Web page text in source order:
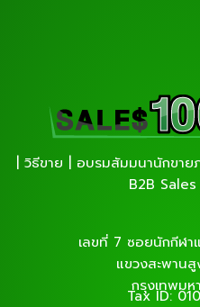
| วิธีขาย | อบรมสัมมนานักขาย
B2B Sales
เลขที่ 7 ซอยนักกีฬ
แขวงสะพาน
กรุงเทพม
Tax ID: